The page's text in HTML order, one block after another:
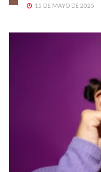
15 DE MAYO DE 2025